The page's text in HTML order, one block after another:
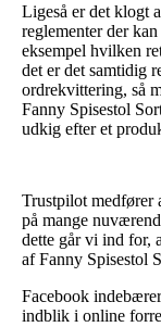
Ligeså er det klogt
reglementer der
eksempel hvilken
det er det samtidig
ordrekvittering, så
Fanny Spisestol
udkig efter et
Trustpilot medfører
på mange
dette går vi ind for,
af Fanny Spisestol
Facebook
indblik i online